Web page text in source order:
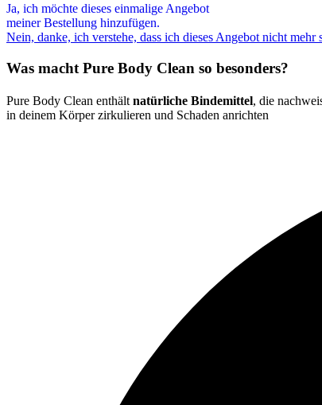
Ja, ich möchte dieses einmalige Angebot
meiner Bestellung hinzufügen.
Nein, danke, ich verstehe, dass ich dieses Angebot nicht mehr
Was macht Pure Body Clean so besonders?
Pure Body Clean enthält natürliche Bindemittel, die
in deinem Körper zirkulieren und Schaden anrichten